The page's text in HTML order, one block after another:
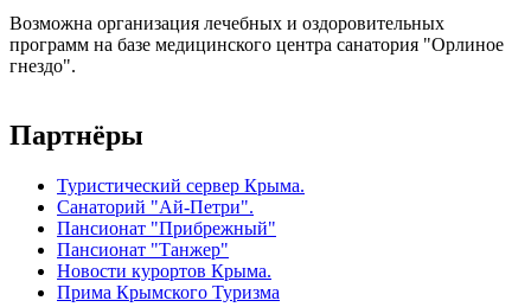
Возможна организация лечебных и оздоровительных
программ на базе медицинского центра санатория "Орлиное
гнездо".
Партнёры
Туристический сервер Крыма.
Санаторий "Ай-Петри".
Пансионат "Прибрежный"
Пансионат "Танжер"
Новости курортов Крыма.
Прима Крымского Туризма